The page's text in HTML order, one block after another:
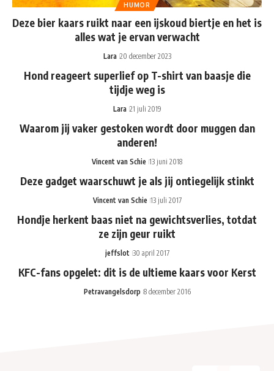
HUMOR
Deze bier kaars ruikt naar een ijskoud biertje en het is
alles wat je ervan verwacht
Lara 20 december 2023
Hond reageert superlief op T-shirt van baasje die
tijdje weg is
Lara 21 juli 2019
Waarom jij vaker gestoken wordt door muggen dan
anderen!
Vincent van Schie 13 juni 2018
Deze gadget waarschuwt je als jij ontiegelijk stinkt
Vincent van Schie 13 juli 2017
Hondje herkent baas niet na gewichtsverlies, totdat
ze zijn geur ruikt
jeffslot 30 april 2017
KFC-fans opgelet: dit is de ultieme kaars voor Kerst
Petravangelsdorp 8 december 2016